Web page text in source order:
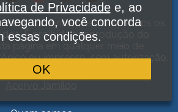
Comunicações Ltda. Todos os
É proibida a reprodução do
página em qualquer meio de
ou impresso, sem autorização.
de Privacidade
de Privacidadee, ao
você concorda
essas condições.
OK